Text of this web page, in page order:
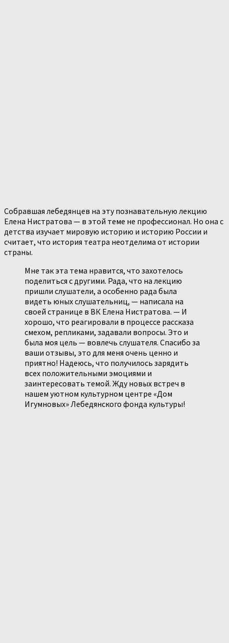
Собравшая лебедянцев на эту познавательную лекцию
Елена Нистратова — в этой теме не профессионал. Но она с
детства изучает мировую историю и историю России и
считает, что история театра неотделима от истории
страны.
Мне так эта тема нравится, что захотелось
поделиться с другими. Рада, что на лекцию
пришли слушатели, а особенно рада была
видеть юных слушательниц, — написала на
своей странице в ВК Елена Нистратова. — И
хорошо, что реагировали в процессе рассказа
смехом, репликами, задавали вопросы. Это и
была моя цель — вовлечь слушателя. Спасибо за
ваши отзывы, это для меня очень ценно и
приятно! Надеюсь, что получилось зарядить
всех положительными эмоциями и
заинтересовать темой. Жду новых встреч в
нашем уютном культурном центре «Дом
Игумновых» Лебедянского фонда культуры!